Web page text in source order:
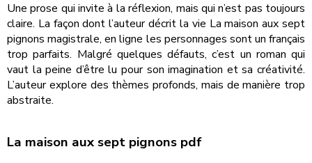
Une prose qui invite à la réflexion, mais qui n’est pas toujours
claire. La façon dont l’auteur décrit la vie La maison aux sept
pignons magistrale, en ligne les personnages sont un français
trop parfaits. Malgré quelques défauts, c’est un roman qui
vaut la peine d’être lu pour son imagination et sa créativité.
L’auteur explore des thèmes profonds, mais de manière trop
abstraite.
La maison aux sept pignons pdf